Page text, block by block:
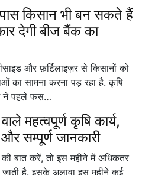
किसान भी बन सकते हैं
देगी बीज बैंक का
और फ़र्टिलाइज़र से किसानों को
का सामना करना पड़ रहा है. कृषि
ने पहले फस…
महत्वपूर्ण कृषि कार्य,
सम्पूर्ण जानकारी
की बात करें, तो इस महीने में अधिकतर
जाती है. इसके अलावा इस महीने कई